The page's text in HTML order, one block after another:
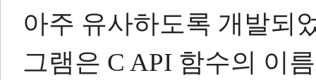
아주 유사하도록 개발되
그램은 C API 함수의 이